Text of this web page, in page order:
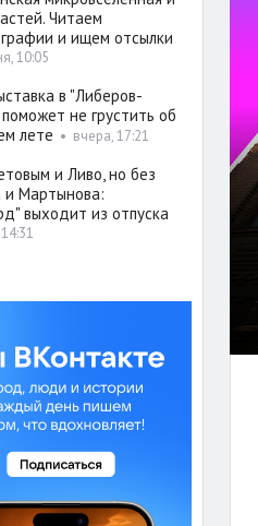
Читаем
и ищем отсылки
10:05
в "Либеров-
не грустить об
лете • вчера, 17:21
и Ливо, но без
и Мартынова:
выходит из отпуска